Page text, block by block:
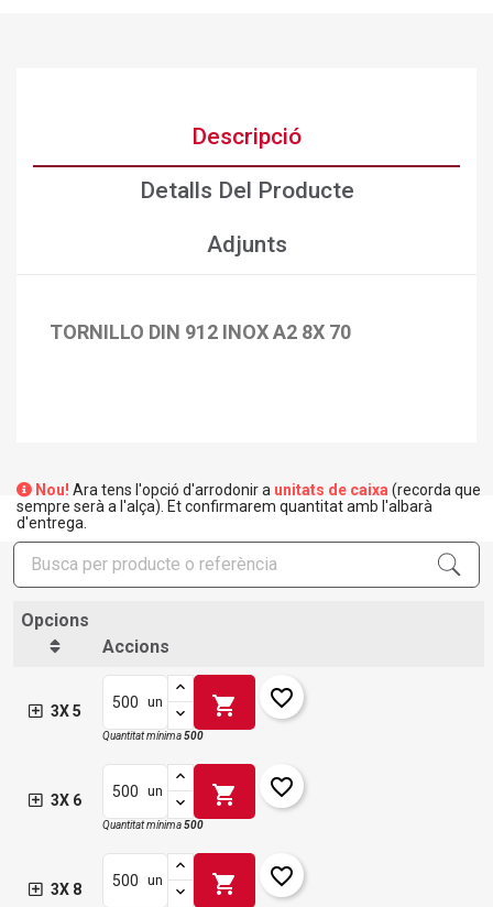
Descripció
Detalls Del Producte
Adjunts
TORNILLO DIN 912 INOX A2 8X 70
Nou! Ara tens l'opció d'arrodonir a unitats de caixa (recorda que
sempre serà a l'alça). Et confirmarem quantitat amb l'albarà
d'entrega.
Opcions
Accions
3X 5
un shopping_cart favorite_border
Quantitat mínima500
3X 6
un shopping_cart favorite_border
Quantitat mínima500
3X 8
un shopping_cart favorite_border